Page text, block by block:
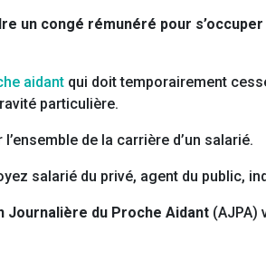
un congé rémunéré pour
aidant qui doit temporairement
particulière.
l’ensemble de la carrière d’un salarié.
salarié du privé, agent du public,
Journalière du Proche Aidant (AJPA)